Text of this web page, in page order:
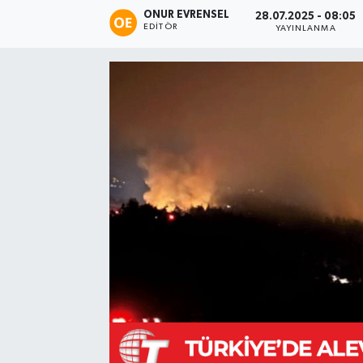
ONUR EVRENSEL
EDITÖR
28.07.2025 - 08:05
YAYINLANMA